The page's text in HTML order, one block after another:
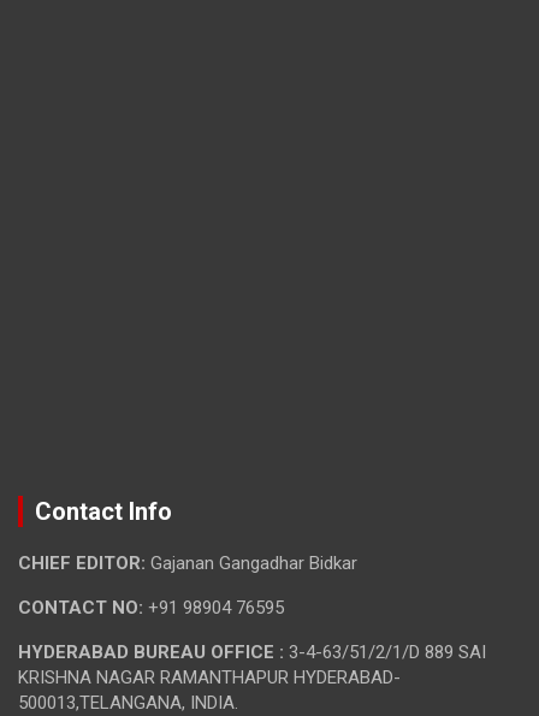
Contact Info
CHIEF EDITOR: Gajanan Gangadhar Bidkar
CONTACT NO: +91 98904 76595
HYDERABAD BUREAU OFFICE : 3-4-63/51/2/1/D 889 SAI
KRISHNA NAGAR RAMANTHAPUR HYDERABAD-
500013,TELANGANA, INDIA.